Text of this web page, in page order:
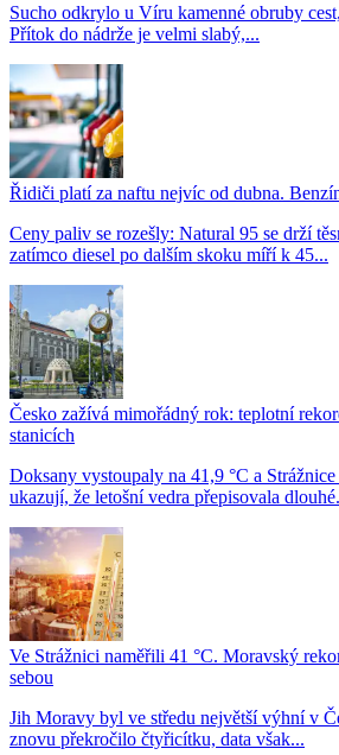
Sucho odkrylo u Víru kamenné obruby
Přítok do nádrže je velmi slabý,...
Řidiči platí za naftu nejvíc od dubna.
Ceny paliv se rozešly: Natural 95 se drží
zatímco diesel po dalším skoku míří k 45...
Česko zažívá mimořádný rok: teplotní
stanicích
Doksany vystoupaly na 41,9 °C a
ukazují, že letošní vedra přepisovala
Ve Strážnici naměřili 41 °C. Moravský
sebou
Jih Moravy byl ve středu největší výhní v
znovu překročilo čtyřicítku, data však...